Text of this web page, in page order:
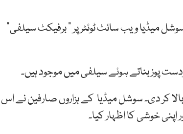
میڈیا ویب سائٹ ٹوئٹر پر ” برفیکٹ سیلفی”
پوز بناتے ہوئے سیلفی میں موجود ہیں۔
کر دی۔ سوشل میڈیا کے ہزاروں صارفین نے اس
خوشی کا اظہار کیا۔